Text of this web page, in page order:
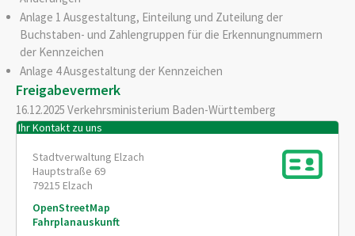
Anlage 1 Ausgestaltung, Einteilung und Zuteilung der
Buchstaben- und Zahlengruppen für die Erkennungnummern
der Kennzeichen
Anlage 4 Ausgestaltung der Kennzeichen
Freigabevermerk
16.12.2025 Verkehrsministerium Baden-Württemberg
Ihr Kontakt zu uns
Stadtverwaltung Elzach
Hauptstraße 69
79215 Elzach
OpenStreetMap
Fahrplanauskunft